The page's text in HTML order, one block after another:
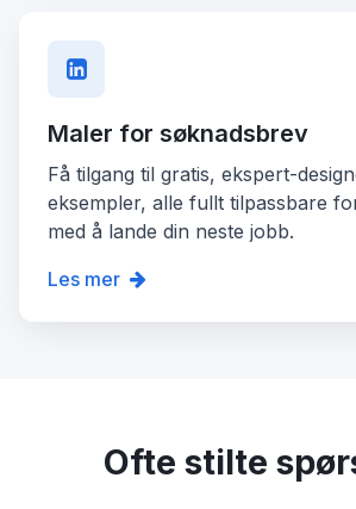
Maler for søknadsbrev
Få tilgang til gratis, ekspert-
eksempler, alle fullt tilpassbare
med å lande din neste jobb.
Les mer
Ofte stilte